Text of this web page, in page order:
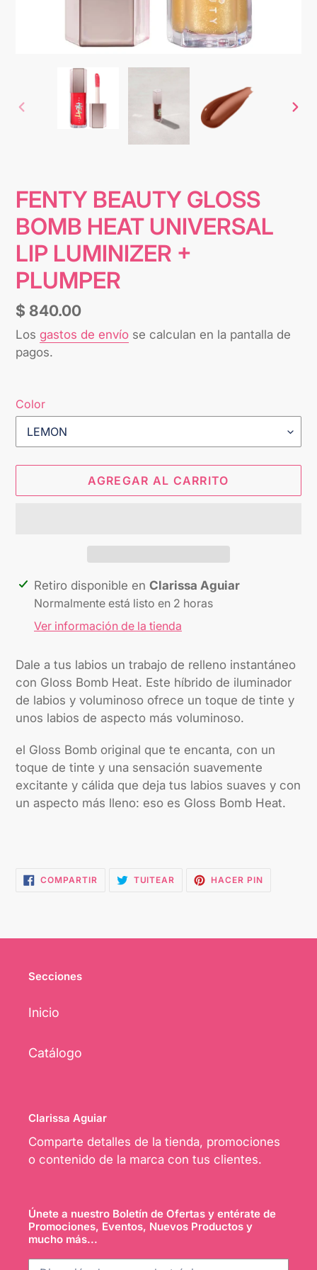
ANTERIOR
FENTY BEAUTY GLOSS
BOMB HEAT UNIVERSAL
LIP LUMINIZER +
PLUMPER
Precio
habitual
$ 840.00
Los gastos de envío se calculan en la pantalla de
pagos.
Color
AGREGAR AL CARRITO
Agregando
producto
carrito
Retiro disponible en Clarissa Aguiar
Normalmente está listo en 2 horas
Ver información de la tienda
Dale a tus labios un trabajo de relleno instantáneo
con Gloss Bomb Heat. Este híbrido de iluminador
de labios y voluminoso ofrece un toque de tinte y
unos labios de aspecto más voluminoso.
el Gloss Bomb original que te encanta, con un
toque de tinte y una sensación suavemente
excitante y cálida que deja tus labios suaves y con
un aspecto más lleno: eso es Gloss Bomb Heat.
COMPARTIRCOMPARTIR
EN
TUITEAR TUITEARHACER PINPINEAR
EN
Secciones
Inicio
Catálogo
Clarissa Aguiar
Comparte detalles de la tienda, promociones
o contenido de la marca con tus clientes.
Únete a nuestro Boletín de Ofertas y entérate de
Promociones, Eventos, Nuevos Productos y
mucho más...